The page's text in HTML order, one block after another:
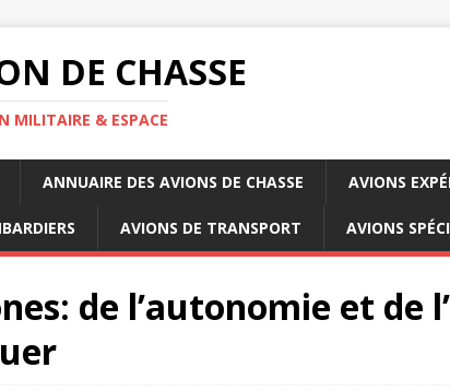
DE CHASSE
MILITAIRE & ESPACE
ANNUAIRE DES AVIONS DE CHASSE AVIONS
AVIONS DE TRANSPORT AVIONS
de l’autonomie et de